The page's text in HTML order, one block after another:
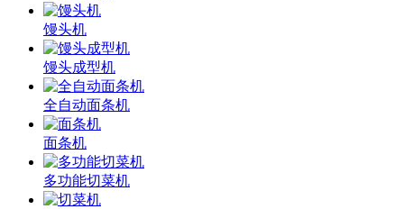
馒头机
馒头成型机
全自动面条机
面条机
多功能切菜机